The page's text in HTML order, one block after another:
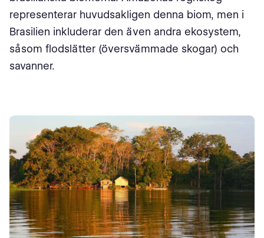
representerar huvudsakligen denna biom, men i
Brasilien inkluderar den även andra ekosystem,
såsom flodslätter (översvämmade skogar) och
savanner.